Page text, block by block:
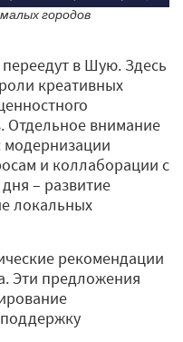
городов
переедут в Шую. Здесь
креативных
Отдельное внимание
модернизации
и коллаборации с
– развитие
локальных
рекомендации
Эти предложения